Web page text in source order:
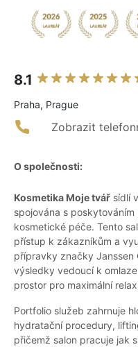
8.1
Praha, Prague
Zobrazit
O společnosti:
Kosmetika Moje tvář sídlí
spojována s
kosmetické péče. Tento
přístup k zákazníkům a
přípravky značky Janssen
výsledky vedoucí k
prostor pro maximální
Portfolio služeb zahrnuje
hydratační procedury,
přičemž salon pracuje jak